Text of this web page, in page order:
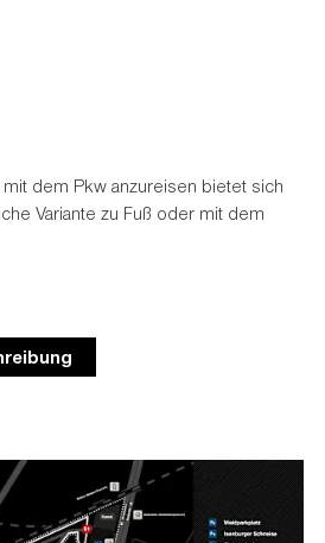
dem Pkw anzureisen bietet sich
Variante zu Fuß oder mit dem